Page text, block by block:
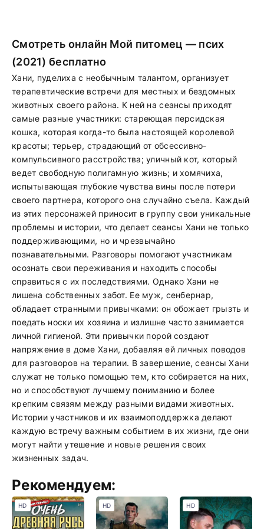
Смотреть онлайн Мой питомец — псих
(2021) бесплатно
Хани, пуделиха с необычным талантом, организует
терапевтические встречи для местных и бездомных
животных своего района. К ней на сеансы приходят
самые разные участники: стареющая персидская
кошка, которая когда-то была настоящей королевой
красоты; терьер, страдающий от обсессивно-
компульсивного расстройства; уличный кот, который
ведет свободную полигамную жизнь; и хомячиха,
испытывающая глубокие чувства вины после потери
своего партнера, которого она случайно съела. Каждый
из этих персонажей приносит в группу свои уникальные
проблемы и истории, что делает сеансы Хани не только
поддерживающими, но и чрезвычайно
познавательными. Разговоры помогают участникам
осознать свои переживания и находить способы
справиться с их последствиями. Однако Хани не
лишена собственных забот. Ее муж, сенбернар,
обладает странными привычками: он обожает грызть и
поедать носки их хозяина и излишне часто занимается
личной гигиеной. Эти привычки порой создают
напряжение в доме Хани, добавляя ей личных поводов
для разговоров на терапии. В завершение, сеансы Хани
служат не только помощью тем, кто собирается на них,
но и способствуют лучшему пониманию и более
крепким связям между разными видами животных.
Истории участников и их взаимоподдержка делают
каждую встречу важным событием в их жизни, где они
могут найти утешение и новые решения своих
жизненных задач.
Рекомендуем:
HD HD HD